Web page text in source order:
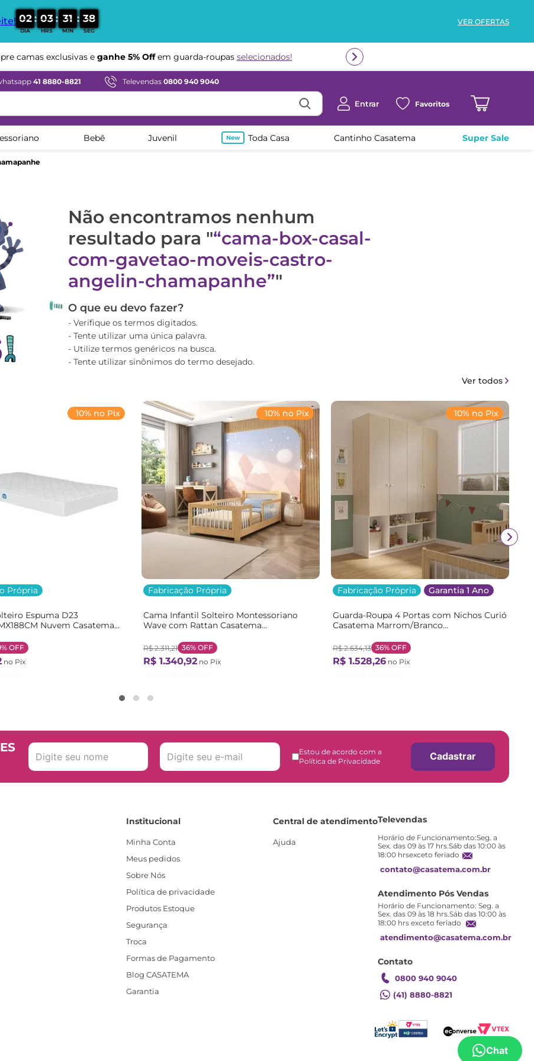
02
DIA
: 03
HRS
: 31
MIN
: 37
SEG
VER OFERTAS
camas exclusivas e ganhe 5% Offem guarda-roupas selecionados!
41 8880-8821 Televendas 0800 940 9040
Entrar Favoritos
Bebê Juvenil Toda Casa Cantinho Casatema Super Sale
Chat
Não encontramos nenhum
resultado para " cama-box-casal-
com-gavetao-moveis-castro-
angelin-chamapanhe "
O que eu devo fazer?
Verifique os termos digitados.
Tente utilizar uma única palavra.
Utilize termos genéricos na busca.
Tente utilizar sinônimos do termo desejado.
Ver todos
Própria
10% no Pix
Espuma D23
Nuvem Casatema
OFF
no Pix
Fabricação Própria
10% no Pix
Cama Infantil Solteiro Montessoriano
Wave com Rattan Casatema
R$ 2.311,21 36% OFF
R$ 1.340,92 no Pix
Fabricação Própria Garantia 1 Ano
10% no Pix
Guarda-Roupa 4 Portas com Nichos Curió
Casatema Marrom/Branco
R$ 2.634,13 36%OFF
R$ 1.528,26no Pix
Estou de acordo com a
Política de Privacidade
Cadastrar
Institucional
Minha Conta
Meus pedidos
Sobre Nós
Política de privacidade
Produtos Estoque
Segurança
Troca
Formas de Pagamento
Blog CASATEMA
Garantia
Central de atendimento
Ajuda
Televendas
Horário de Funcionamento:Seg. a
Sex. das 09 às 17 hrs.Sáb das 10:00 às
18:00 hrsexceto feriado
contato@casatema.com.br
Atendimento Pós Vendas
Horário de Funcionamento: Seg. a
Sex. das 09 às 18 hrs.Sáb das 10:00 às
18:00 hrs exceto feriado
atendimento@casatema.com.br
Contato
0800 940 9040
(41) 8880-8821